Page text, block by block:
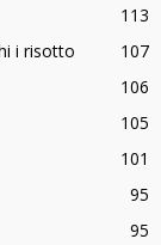
113
i risotto
107
106
105
101
95
95